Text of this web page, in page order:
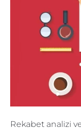
Rekabet analizi